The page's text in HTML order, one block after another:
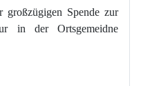
Spende zur
in der Ortsgemeidne